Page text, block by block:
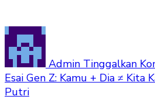
Admin Tinggalkan
Esai Gen Z: Kamu + Dia ≠ Kita
Putri